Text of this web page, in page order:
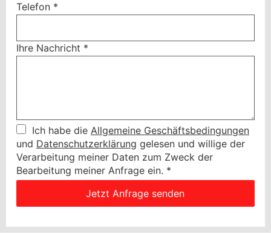
Telefon *
Ihre Nachricht *
Ich habe die Allgemeine Geschäftsbedingungen
und Datenschutzerklärung gelesen und willige der
Verarbeitung meiner Daten zum Zweck der
Bearbeitung meiner Anfrage ein. *
Jetzt Anfrage senden